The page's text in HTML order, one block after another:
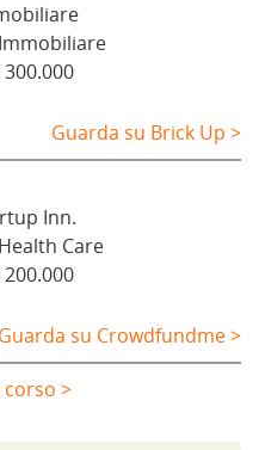
Immobiliare
300.000
Guarda su Brick Up >
Inn.
Health Care
200.000
Guarda su Crowdfundme >
>